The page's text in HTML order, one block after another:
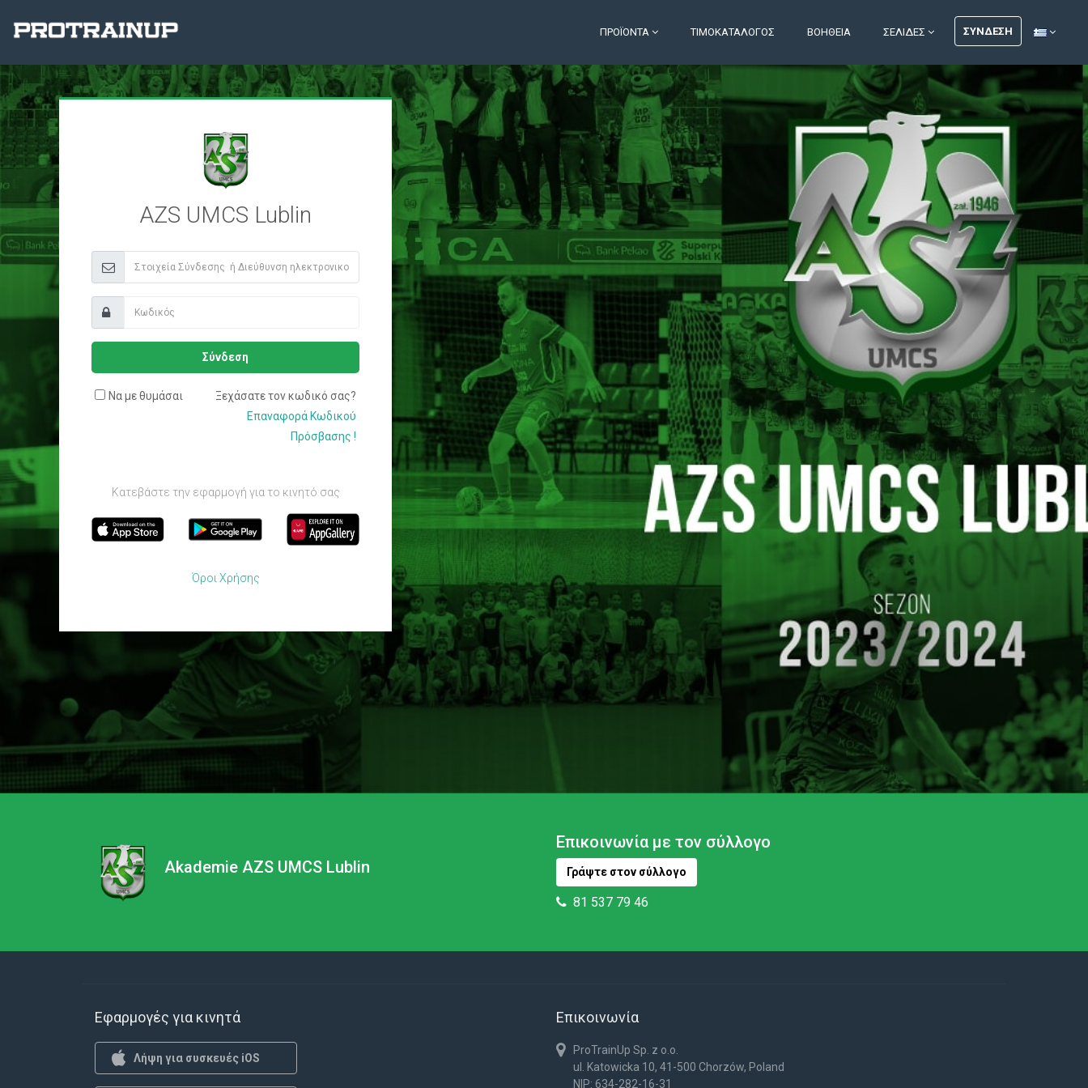
ΠΡΟΪΌΝΤΑ ΤΙΜΟΚΑΤΆΛΟΓΟΣ ΒΟΉΘΕΙΑ ΣΕΛΊΔΕΣ ΣΎΝΔΕΣΗ
AZS UMCS Lublin
Σύνδεση
Να με θυμάσαι
Ξεχάσατε τον κωδικό σας?
Επαναφορά Κωδικού
Πρόσβασης !
Κατεβάστε την εφαρμογή για το κινητό σας
Όροι Χρήσης
Akademie AZS UMCS Lublin
Επικοινωνία με τον σύλλογο
Γράψτε στον σύλλογο
81 537 79 46
Εφαρμογές για κινητά
Λήψη για συσκευές iOS
Επικοινωνία
ProTrainUp Sp. z o.o.
ul. Katowicka 10, 41-500 Chorzów, Poland
NIP: 634-282-16-31